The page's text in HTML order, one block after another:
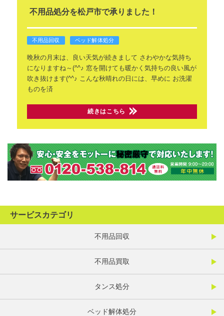
不用品処分を松戸市で承りました！
不用品回収 ベッド解体処分
晩秋の月末は、良い天気が続きまして さわやかな気持ち
になりますね～(^^♪ 窓を開けても暖かく気持ちの良い風が
吹き抜けます(^^♪ こんな秋晴れの日には、早めに お洗濯
ものを済
続きはこちら
サービスカテゴリ
不用品回収
不用品買取
タンス処分
ベッド解体処分